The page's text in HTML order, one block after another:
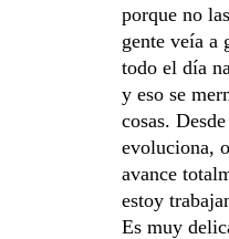
porque no
gente veía a
todo el día
y eso se
cosas.
evoluciona,
avance
estoy
Es muy